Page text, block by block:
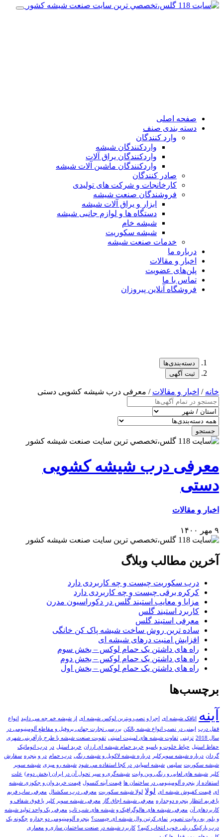
صفحه اصلی
دسته بندی صنف
وارد کنندگان
واردکنندگان شیشه
واردکنندگان یراق آلات
واردکنندگان ماشین آلات شیشه
صادر کنندگان
کارخانجات و شرکت های تولیدی
فروشندگان صنعت شیشه
ابزار و یراق آلات شیشه
دستگاه ها و لوازم جانبی شیشه
شیشه خام
شیشه سکوریت
خدمات صنعت شیشه
درباره ما
اخبار و مقالات
پلن‌های عضویت
تماس با ما
فروشگاه آنلاین پیروزان
دسته‌بندی‌ها
ثبت آگهی
خانه / اخبار و مقالات / معرفی درب شیشه کشویی دستی
جستجو
معرفی درب شیشه کشویی
دستی
اخبار و مقالات
۹ مهر ۱۴۰۰
آخرین مطالب وبلاگ
درب سکوریت چیست و چه کاربردی دارد
کرکره برقی چیست و چه کاربردی دارد
مزایا و معایب استیند گلس در دکوراسیون مدرن
کاربرد استیند گلس
معرفی استیند گلس
ساده ترین روش ساخت شیشه پاک کن خانگی
افزایش امنیت درهای شیشه ای
راه های داشتن یک حمام لوکس – بخش سوم
راه های داشتن یک حمام لوکس – بخش دوم
راه های داشتن یک حمام لوکس – بخش اول
برچسب‌ها
آینه اتاقک شیشه ای اجرا و نصب ویترین لوکس شیشه ای از شیشه خم چه می دانید
انواع
قفل درب
ایمنی در نصب انواع شیشه بالکن بررسی تجارت جهانی پروفیل و مقاطع آلومینیومی در
سال 2018
تزئینی تفاوت شیشه های لمینیت امنیتی تقویت صنعت شیشه با طرح بازآفرینی شهری
حفاظ استیل حیاط خلوت و پاسیو خريد حمام شيشه اي ارزان خرید استیل در
درب اتوماتیک
گردان درباره شیشه سوپرکلیر درباره شیشه لاکوبل و شیشه رنگی درب حمام در و پنجره سفارش
شیشه سکوریت سلیس شيشه اسپايدر در کجا استفاده مي شود شیشه رو میزی شیشه سوپر
کلیر
شیشه های لعابی و رنگی وین وایت شیشه‌گری و سیر تحول آن در ایران (بخش دوم) علت
استفاده از پنجره آلومینیومی در ساختمان ها قیمت آینه کنسول قیمت خرید وان و جکوزی شیشه
ای قیمت کفپوش شیشه ای لولا لولا شیشه سکوریت معرفی درب سکشنال معرفی ساب فریم
یا فریم انتظار پنجره دوجداره معرفی شیشه اجاق گاز
معرفی شیشه سوپر کلیر یا فوق شفاف و
کاربردهای آن معرفی شیشه های هالوگرافیک و شیشه های شب تاب معرفی یک واحد تولید شیشه
و بلور به روایت تصویر
نمای کرتین وال شیشه ای چیست؟ پنجره آلومینیومی دو جداره چگونه یک
درب پارکینگ ریلی خوب انتخاب کنیم؟ کاربرد شیشه در صنعت ساختمان سازی و معماری